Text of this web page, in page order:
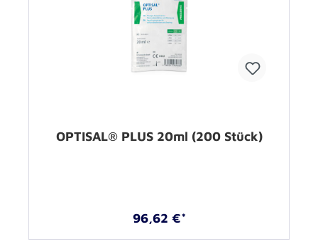
OPTISAL® PLUS 20ml (200 Stück)
96,62 €*